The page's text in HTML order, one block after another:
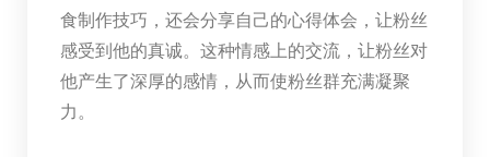
食制作技巧，还会分享自己的心得体会，让粉丝
感受到他的真诚。这种情感上的交流，让粉丝对
他产生了深厚的感情，从而使粉丝群充满凝聚
力。